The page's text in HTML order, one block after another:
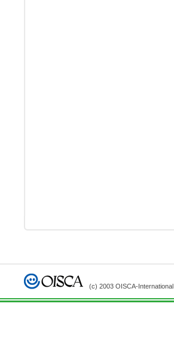
(c) 2003 OISCA-International